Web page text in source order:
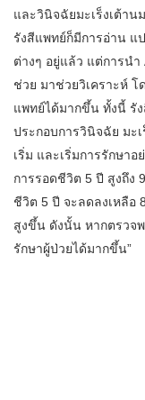
และวินิจฉัยมะเร็งเต้า
รังสีแพทย์ก็มีการอ่าน แ
ต่างๆ อยู่แล้ว แต่การน
ช่วย มาช่วยวิเคราะห์ โ
แพทย์ได้มากขึ้น ทั้งนี้ รั
ประกอบการวินิจฉัย มะ
เริ่ม และเริ่มการรักษา
การรอดชีวิต 5 ปี สูงถึง
ชีวิต 5 ปี จะลดลงเหลือ
สูงขึ้น ดังนั้น หากตรวจพ
รักษาผู้ป่วยได้มากขึ้น”